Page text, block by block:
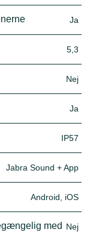
Ja
5,3
Nej
Ja
IP57
Jabra Sound + App
Android, iOS
med Nej